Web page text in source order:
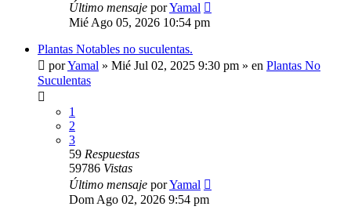
Último mensaje porYamal
Mié Ago 05, 2026 10:54 pm
Plantas Notables no suculentas.
porYamal » Mié Jul 02, 2025 9:30 pm » en Plantas No
Suculentas
1
2
3
59 Respuestas
59786 Vistas
Último mensaje porYamal
Dom Ago 02, 2026 9:54 pm